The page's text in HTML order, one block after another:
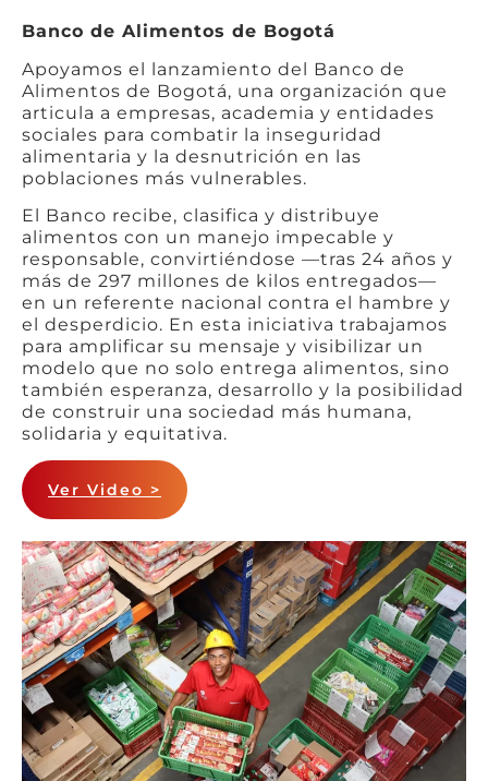
Banco de Alimentos de Bogotá
Apoyamos el lanzamiento del Banco de
Alimentos de Bogotá, una organización que
articula a empresas, academia y entidades
sociales para combatir la inseguridad
alimentaria y la desnutrición en las
poblaciones más vulnerables.
El Banco recibe, clasifica y distribuye
alimentos con un manejo impecable y
responsable, convirtiéndose —tras 24 años y
más de 297 millones de kilos entregados—
en un referente nacional contra el hambre y
el desperdicio. En esta iniciativa trabajamos
para amplificar su mensaje y visibilizar un
modelo que no solo entrega alimentos, sino
también esperanza, desarrollo y la posibilidad
de construir una sociedad más humana,
solidaria y equitativa.
Ver Video >